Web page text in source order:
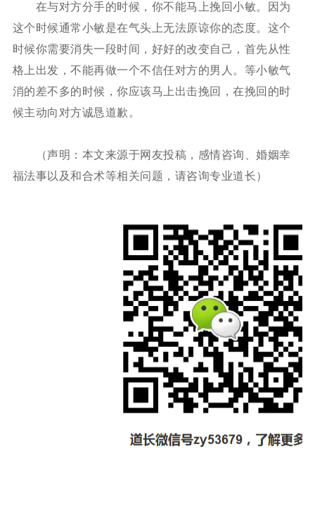
在与对方分手的时候，你不能马上挽回小敏。因为
这个时候通常小敏是在气头上无法原谅你的态度。这个
时候你需要消失一段时间，好好的改变自己，首先从性
格上出发，不能再做一个不信任对方的男人。等小敏气
消的差不多的时候，你应该马上出击挽回，在挽回的时
候主动向对方诚恳道歉。
（声明：本文来源于网友投稿，感情咨询、婚姻幸
福法事以及和合术等相关问题，请咨询专业道长）